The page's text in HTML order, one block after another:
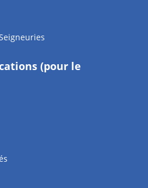
(pour le